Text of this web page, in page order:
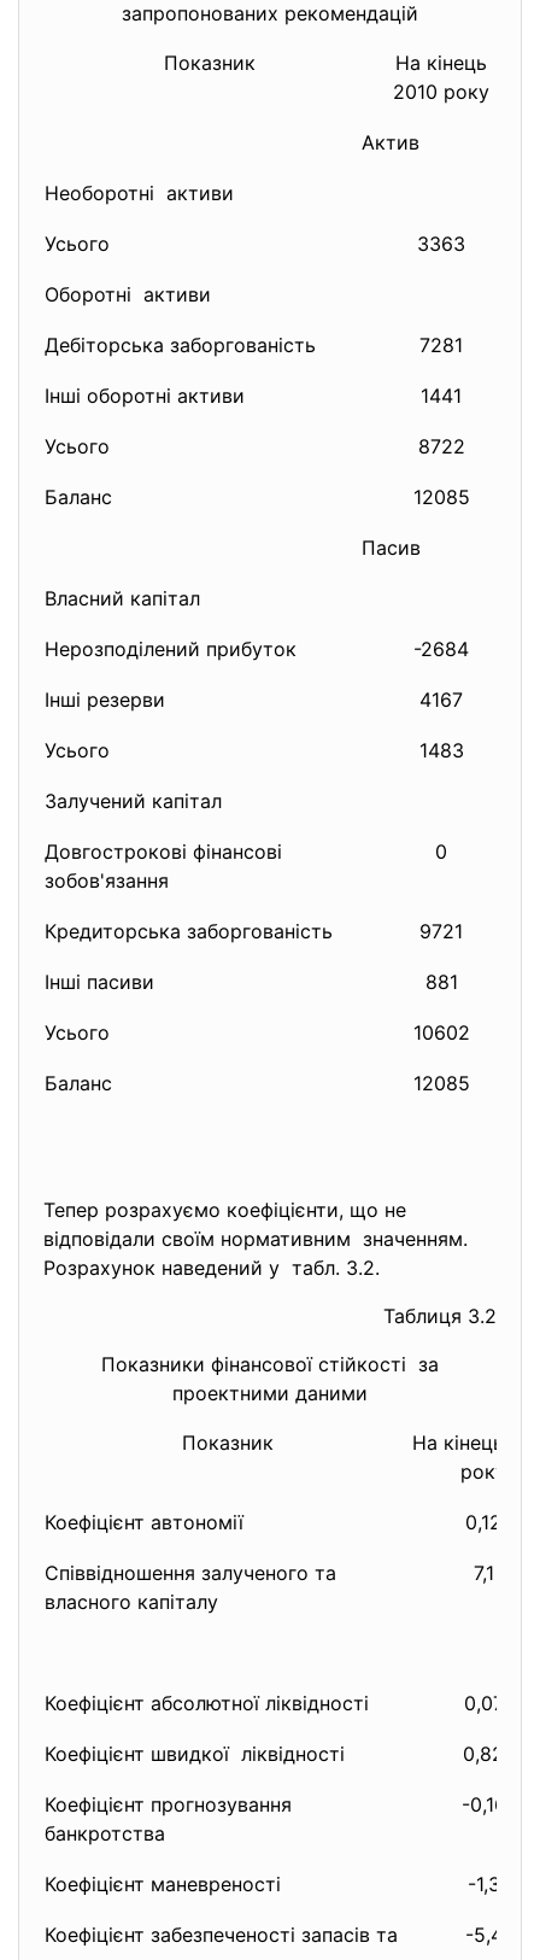
запропонованих рекомендацій
Показник
На кінець
2010 року
Актив
Необоротні активи
Усього 3363
Оборотні активи
Дебіторська заборгованість 7281
Інші оборотні активи 1441
Усього 8722
Баланс 12085
Пасив
Власний капітал
Нерозподілений прибуток -2684
Інші резерви 4167
Усього 1483
Залучений капітал
Довгострокові фінансові
зобов'язання
0
Кредиторська заборгованість 9721
Інші пасиви 881
Усього 10602
Баланс 12085
Тепер розрахуємо коефіцієнти, що не
відповідали своїм нормативним значенням.
Розрахунок наведений у табл. 3.2.
Таблиця 3.2
Показники фінансової стійкості за
проектними даними
Показник
На кінець
року
Коефіцієнт автономії 0,12
Співвідношення залученого та
власного капіталу
7,1
Коефіцієнт абсолютної ліквідності 0,07
Коефіцієнт швидкої ліквідності 0,82
Коефіцієнт прогнозування
банкротства
-0,16
Коефіцієнт маневреності -1,3
Коефіцієнт забезпеченості запасів та
-5,4